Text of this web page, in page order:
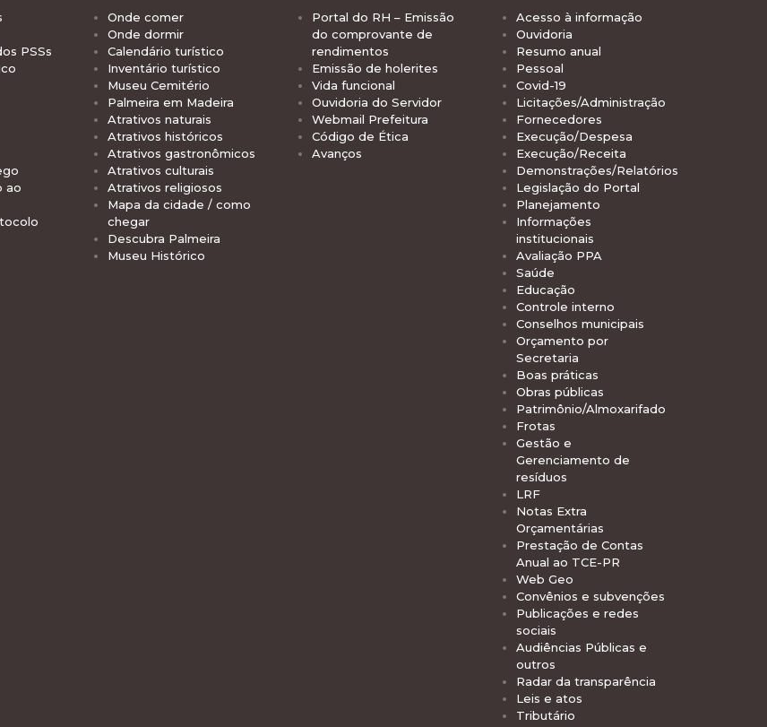
PSSs
ao
Onde comer
Onde dormir
Calendário turístico
Inventário turístico
Museu Cemitério
Palmeira em Madeira
Atrativos naturais
Atrativos históricos
Atrativos gastronômicos
Atrativos culturais
Atrativos religiosos
Mapa da cidade / como
chegar
Descubra Palmeira
Museu Histórico
Portal do RH – Emissão
do comprovante de
rendimentos
Emissão de holerites
Vida funcional
Ouvidoria do Servidor
Webmail Prefeitura
Código de Ética
Avanços
Acesso à informação
Ouvidoria
Resumo anual
Pessoal
Covid-19
Licitações/Administração
Fornecedores
Execução/Despesa
Execução/Receita
Demonstrações/Relatórios
Legislação do Portal
Planejamento
Informações
institucionais
Avaliação PPA
Saúde
Educação
Controle interno
Conselhos municipais
Orçamento por
Secretaria
Boas práticas
Obras públicas
Patrimônio/Almoxarifado
Frotas
Gestão e
Gerenciamento de
resíduos
LRF
Notas Extra
Orçamentárias
Prestação de Contas
Anual ao TCE-PR
Web Geo
Convênios e subvenções
Publicações e redes
sociais
Audiências Públicas e
outros
Radar da transparência
Leis e atos
Tributário